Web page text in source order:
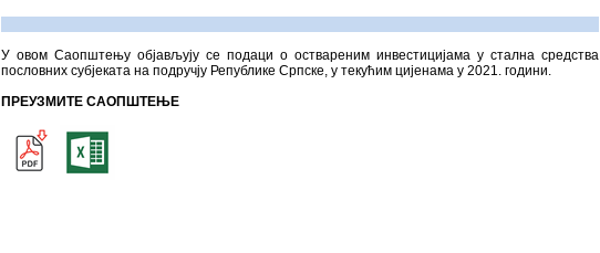
У овом Саопштењу објављују се подаци о оствареним инвестицијама у стална средства
пословних субјеката на подручју Републике Српске, у текућим цијенама у 2021. години.
ПРЕУЗМИТЕ САОПШТЕЊЕ